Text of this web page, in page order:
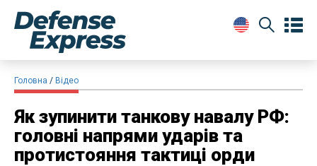
Головна Відео
Як зупинити танкову навалу РФ:
головні напрями ударів та
протистояння тактиці орди